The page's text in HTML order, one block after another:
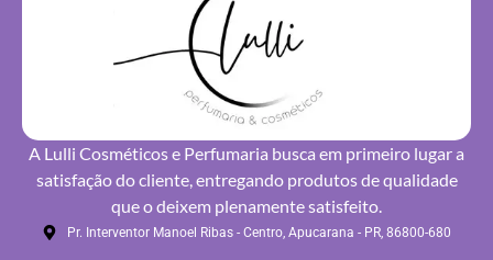
A Lulli Cosméticos e Perfumaria busca em primeiro lugar a
satisfação do cliente, entregando produtos de qualidade
que o deixem plenamente satisfeito.
Pr. Interventor Manoel Ribas - Centro, Apucarana - PR, 86800-680